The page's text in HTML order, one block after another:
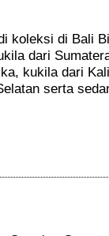
koleksi di Bali
dari
kukila dari
serta